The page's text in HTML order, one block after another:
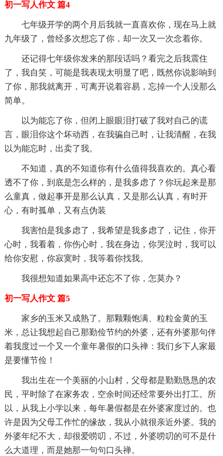
初一写人作文 篇4
七年级开学的两个月后我就一直喜欢你，现在马上就
九年级了，曾经多次想忘了你，却一次又一次念着你。
还记得七年级你发来的那段话吗？看完之后我震住
了，我自笑，可能是我表现太明显了吧，既然你说影响到
了你，那我就离开，可离开说着容易，忘掉一个人没那么
简单。
以为能忘了你，但闭上眼眼泪打破了我对自己的谎
言，眼泪你这个坏动西，在我骗自己时，让我清醒，在我
以为能忘时，出卖了我。
不知道，真的不知道你有什么值得我喜欢的。真心看
透不了你，到底是怎么样的，是我多虑了？你玩起来是那
么童真，做起事开是那么认真，又是那么认真，有时开
心，有时孤单，又有点伪装
我害怕是我多虑了，我希望是我多虑了，记住，你开
心时，我看着，你伤心时，我在身边，你哭泣时，我可以
给你安慰，你寂寞时，我等着你找我。
我很想知道如果高中还忘不了你，怎莫办？
初一写人作文 篇5
家乡的玉米又成熟了。那颗颗饱满、粒粒金黄的玉
米，总让我想起自己那勤俭节约的外婆，还有外婆那句伴
着我度过一个又一个童年暑假的口头禅：我们乡下人家最
是要懂节俭！
我出生在一个美丽的小山村，父母都是勤勤恳恳的农
民，平时除了在家务农，空余时间还经常要外出打工。所
以，从我上小学以来，每年暑假都是在外婆家度过的。也
许是因为父母工作忙的缘故，我从小就很亲近外婆。我的
外婆年纪不大，却很爱唠叨，不过，外婆唠叨的可不是什
么大道理，而是她那一句句口头禅。